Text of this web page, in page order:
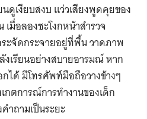
นดูเงียบสงบ แว่วเสียงพูดคุยของ
เมื่อลองชะโงกหน้าสำรวจ
ะจัดกระจายอยู่ที่พื้น วาดภาพ
เรียนอย่างสบายอารมณ์ หาก
ได้ มีโทรศัพท์มือถือวางข้างๆ
กตการณ์การทำงานของเด็ก
ถามเป็นระยะ